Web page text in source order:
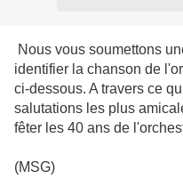
Nous vous soumettons
identifier la chanson de
ci-dessous. A travers ce
salutations les plus
fêter les 40 ans de
(MSG)